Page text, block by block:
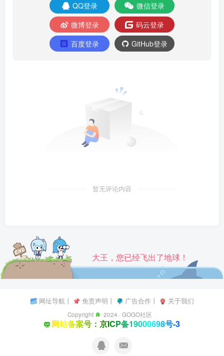
QQ登录
微信登录
微博登录
码云登录
百度登录
GitHub登录
暂无评论内容
大王，您已经飞出了地球！
网址导航 丨 免责声明 丨 广告合作丨 关于我们
Copyright 2024 ·GOGO社区
网站备案号：京ICP备19000698号-3